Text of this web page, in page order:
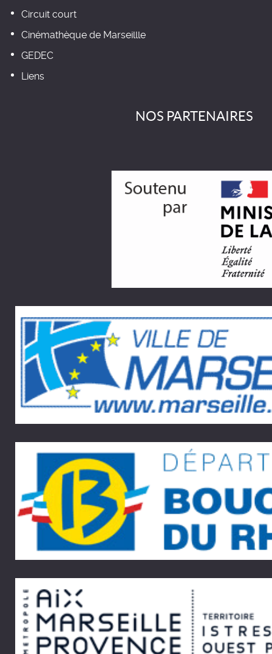
Circuit court
Cinémathèque de Marseillle
GEDEC
Liens
NOS PARTENAIRES